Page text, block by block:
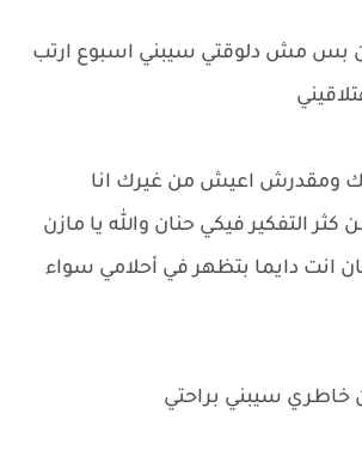
بس مش دلوقتي سيبني اسبوع ارتب
ومقدرش اعيش من غيرك انا
التفكير فيكي حنان والله يا مازن
انت دايما بتظهر في أحلامي سواء
سيبني براحتي